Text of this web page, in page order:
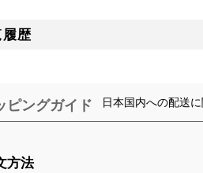
歴
ピングガイド 日本国内への配送
方法